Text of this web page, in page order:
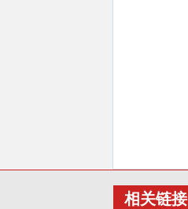
相关链接